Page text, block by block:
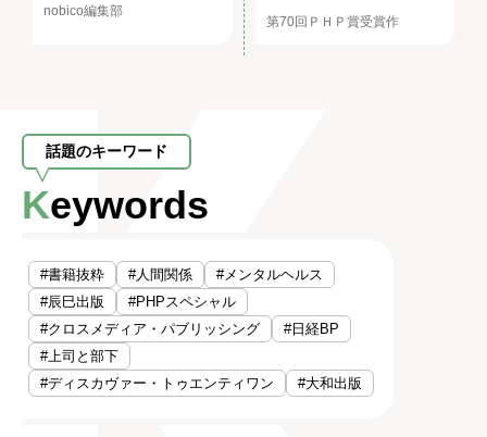
nobico編集部
第70回ＰＨＰ賞受賞作
話題のキーワード
Keywords
#書籍抜粋 #人間関係
#メンタルヘルス
#辰巳出版
#PHPスペシャル
#クロスメディア・パブリッシング
#日経BP
#上司と部下
#ディスカヴァー・トゥエンティワン
#大和出版